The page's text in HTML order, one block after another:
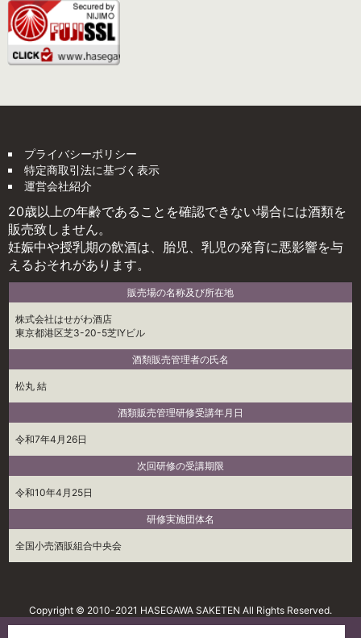
プライバシーポリシー
特定商取引法に基づく表示
運営会社紹介
20歳以上の年齢であることを確認できない場合には酒類を
販売致しません。
妊娠中や授乳期の飲酒は、胎児、乳児の発育に悪影響を与
えるおそれがあります。
販売場の名称及び所在地
株式会社はせがわ酒店
東京都港区芝3-20-5芝IYビル
酒類販売管理者の氏名
松丸 結
酒類販売管理研修受講年月日
令和7年4月26日
次回研修の受講期限
令和10年4月25日
研修実施団体名
全国小売酒販組合中央会
Copyright © 2010-2021 HASEGAWA SAKETEN All Rights Reserved.